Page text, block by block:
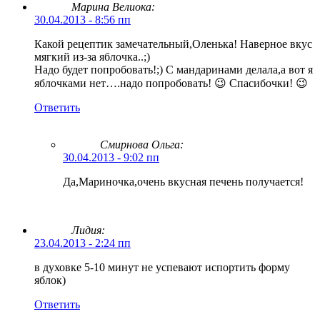
Марина Велиока:
30.04.2013 - 8:56 пп
Какой рецептик замечательный,Оленька! Наверное вкус
мягкий из-за яблочка..;)
Надо будет попробовать!;) С мандаринами делала,а вот я
яблочками нет….надо попробовать! 😉 Спасибочки! 😉
Ответить
Смирнова Ольга:
30.04.2013 - 9:02 пп
Да,Мариночка,очень вкусная печень получается!
Лидия:
23.04.2013 - 2:24 пп
в духовке 5-10 минут не успевают испортить форму
яблок)
Ответить